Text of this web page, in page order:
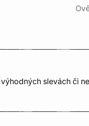
slevách či